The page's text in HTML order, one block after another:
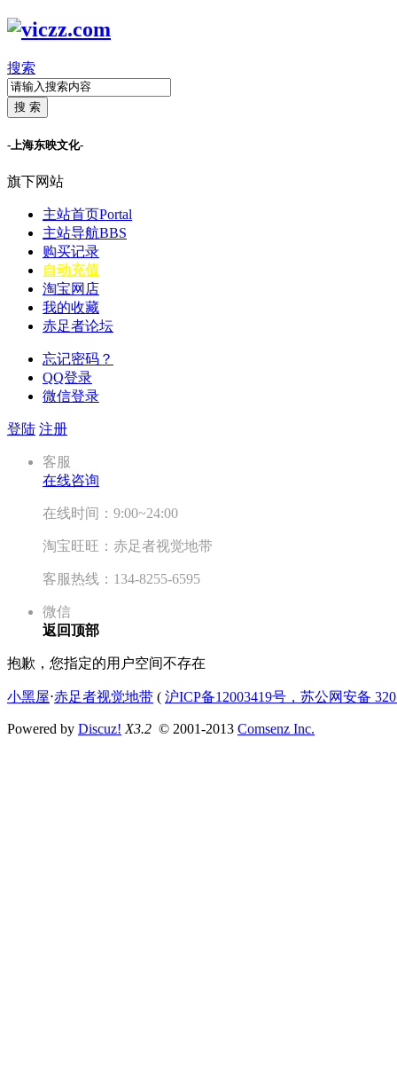
搜索
搜 索
-上海东映文化-
旗下网站
主站首页Portal
主站导航BBS
购买记录
自动充值
淘宝网店
我的收藏
赤足者论坛
忘记密码？
QQ登录
微信登录
登陆 注册
客服
在线咨询
在线时间：9:00~24:00
淘宝旺旺：赤足者视觉地带
客服热线：134-8255-6595
微信
返回顶部
抱歉，您指定的用户空间不存在
小黑屋⋅赤足者视觉地带 ( 沪ICP备12003419号，苏公网安备
Powered by Discuz! X3.2 © 2001-2013 Comsenz Inc.